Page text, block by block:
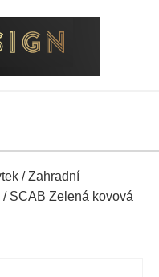
/Zahradní
/ SCAB Zelená kovová